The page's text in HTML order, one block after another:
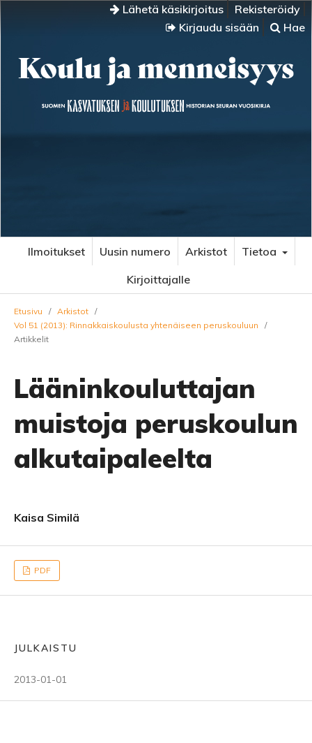
Lähetä käsikirjoitus
Rekisteröidy
Kirjaudu sisään
Hae
Ilmoitukset Uusin numero Arkistot
Tietoa
Kirjoittajalle
Etusivu / Arkistot /
Vol 51 (2013): Rinnakkaiskoulusta yhtenäiseen peruskouluun
/
Artikkelit
Lääninkouluttajan
muistoja peruskoulun
alkutaipaleelta
Kaisa Similä
PDF
JULKAISTU
2013-01-01